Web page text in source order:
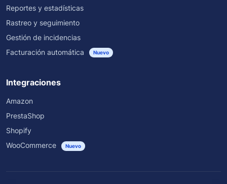
Reportes y estadísticas
Rastreo y seguimiento
Gestión de incidencias
Facturación automática
Nuevo
Integraciones
Amazon
PrestaShop
Shopify
WooCommerce
Nuevo